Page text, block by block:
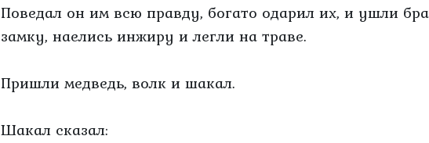
Поведал он им всю правду, богато одарил их, и ушли
замку, наелись инжиру и легли на траве.
Пришли медведь, волк и шакал.
Шакал сказал: